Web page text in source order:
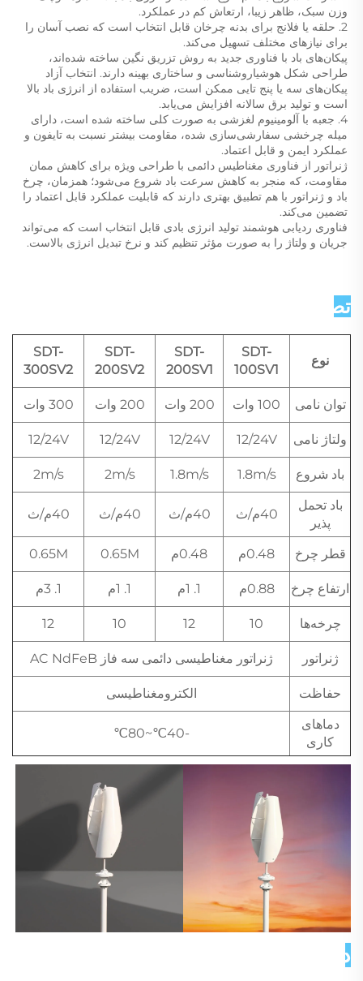
وزن سبک، ظاهر زیبا، ارتعاش کم در عملکرد.
برای نیازهای مختلف تسهیل می‌کند.
است و تولید برق سالانه افزایش می‌یابد.
عملکرد ایمن و قابل اعتماد.
تضمین می‌کند.
جریان و ولتاژ را به صورت مؤثر تنظیم کند و نرخ تبدیل انرژی بالاست.
تصاویر دقیق
نوع
SDT-
100SV1
SDT-
200SV1
SDT-
200SV2
SDT-
300SV2
توان نامی 100 وات 200 وات 200 وات 300 وات
ولتاژ نامی 12/24V
12/24V
12/24V
12/24V
باد شروع 1.8m/s
1.8m/s
2m/s
2m/s
باد تحمل
پذیر
40م/ث 40م/ث 40م/ث 40م/ث
قطر چرخ 0.48م 0.48م 0.65M
0.65M
ارتفاع چرخ 0.88م 1. 1م 1. 1م 1. 3م
چرخه‌ها 10
12
10
12
ژنراتور ژنراتور مغناطیسی دائمی سه فاز AC NdFeB
حفاظت
الکترومغناطیسی
دماهای
کاری
-40℃~80℃
درباره ما